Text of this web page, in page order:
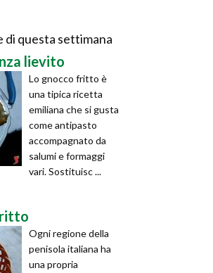
di questa settimana
lievito
Lo gnocco fritto è
una tipica ricetta
emiliana che si gusta
come antipasto
accompagnato da
salumi e formaggi
vari. Sostituisc ...
Ogni regione della
penisola italiana ha
una propria